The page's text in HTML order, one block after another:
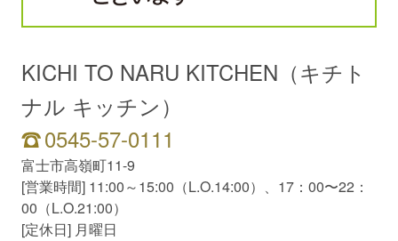
KICHI TO NARU KITCHEN（キチト
ナル キッチン）
0545-57-0111
富士市高嶺町11-9
[営業時間] 11:00～15:00（L.O.14:00）、17：00〜22：
00（L.O.21:00）
[定休日] 月曜日